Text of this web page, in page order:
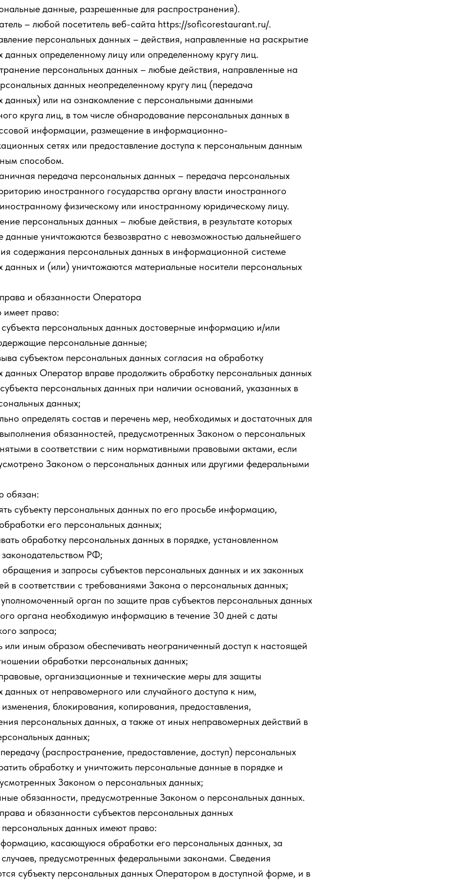
данные, разрешенные для распространения).
– любой посетитель веб-сайта https://soficorestaurant.ru/.
персональных данных – действия, направленные на раскрытие
данных определенному лицу или определенному кругу лиц.
персональных данных – любые действия, направленные на
данных неопределенному кругу лиц (передача
данных) или на ознакомление с персональными данными
круга лиц, в том числе обнародование персональных данных в
информации, размещение в информационно-
сетях или предоставление доступа к персональным данным
способом.
передача персональных данных – передача персональных
иностранного государства органу власти иностранного
физическому или иностранному юридическому лицу.
персональных данных – любые действия, в результате которых
данные уничтожаются безвозвратно с невозможностью дальнейшего
содержания персональных данных в информационной системе
данных и (или) уничтожаются материальные носители персональных
и обязанности Оператора
имеет право:
субъекта персональных данных достоверные информацию и/или
персональные данные;
субъектом персональных данных согласия на обработку
данных Оператор вправе продолжить обработку персональных данных
персональных данных при наличии оснований, указанных в
данных;
определять состав и перечень мер, необходимых и достаточных для
обязанностей, предусмотренных Законом о персональных
в соответствии с ним нормативными правовыми актами, если
Законом о персональных данных или другими федеральными
обязан:
субъекту персональных данных по его просьбе информацию,
его персональных данных;
обработку персональных данных в порядке, установленном
РФ;
обращения и запросы субъектов персональных данных и их законных
в соответствии с требованиями Закона о персональных данных;
орган по защите прав субъектов персональных данных
органа необходимую информацию в течение 30 дней с даты
запроса;
или иным образом обеспечивать неограниченный доступ к настоящей
обработки персональных данных;
организационные и технические меры для защиты
данных от неправомерного или случайного доступа к ним,
блокирования, копирования, предоставления,
персональных данных, а также от иных неправомерных действий в
данных;
(распространение, предоставление, доступ) персональных
обработку и уничтожить персональные данные в порядке и
Законом о персональных данных;
обязанности, предусмотренные Законом о персональных данных.
и обязанности субъектов персональных данных
данных имеют право:
касающуюся обработки его персональных данных, за
предусмотренных федеральными законами. Сведения
субъекту персональных данных Оператором в доступной форме, и в